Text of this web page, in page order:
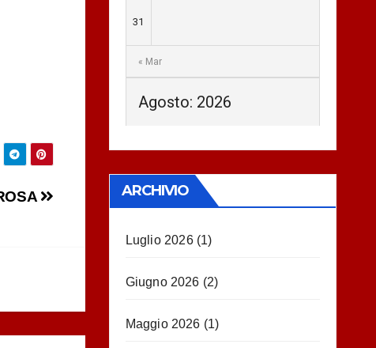
Agosto: 2026
« Mar
31
ARCHIVIO
Luglio 2026(1)
Giugno 2026 (2)
Maggio 2026 (1)